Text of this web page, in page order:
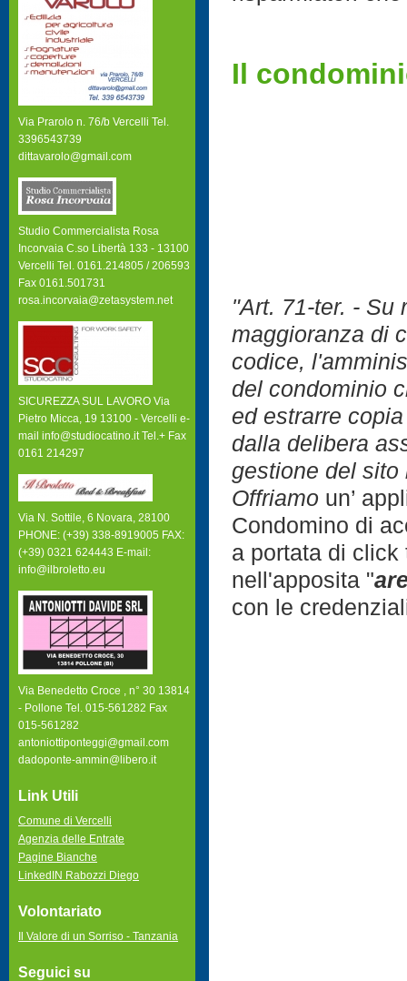
Il
"Art. 71-ter. - Su
maggioranza di
codice,
del condominio
ed estrarre
dalla delibera
gestione del sito
Offriamo un’
Condomino di
a portata di click
nell'apposita "
con le
Via Prarolo n. 76/b Vercelli Tel.
3396543739
dittavarolo@gmail.com
Studio Commercialista Rosa
Incorvaia C.so Libertà 133 - 13100
Vercelli Tel. 0161.214805 / 206593
Fax 0161.501731
rosa.incorvaia@zetasystem.net
SICUREZZA SUL LAVORO Via
Pietro Micca, 19 13100 - Vercelli e-
mail info@studiocatino.it Tel.+ Fax
0161 214297
Via N. Sottile, 6 Novara, 28100
PHONE: (+39) 338-8919005 FAX:
(+39) 0321 624443 E-mail:
info@ilbroletto.eu
Via Benedetto Croce , n° 30 13814
- Pollone Tel. 015-561282 Fax
015-561282
antoniottiponteggi@gmail.com
dadoponte-ammin@libero.it
Link Utili
Comune di Vercelli
Agenzia delle Entrate
Pagine Bianche
LinkedIN Rabozzi Diego
Volontariato
Il Valore di un Sorriso - Tanzania
Seguici su